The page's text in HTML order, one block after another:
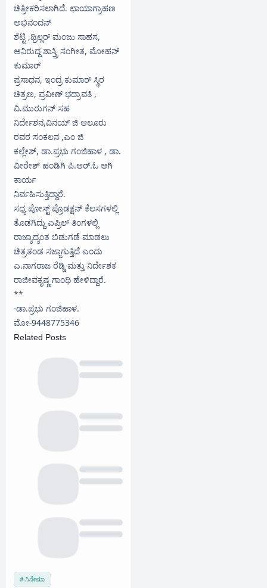
ಚಿತ್ರೀಕರಿಸಲಾಗಿದೆ. ಛಾಯಾಗ್ರಾಹಣ
ಅಭಿನಂದನ್
ಶೆಟ್ಟಿ ,ಥ್ರಿಲ್ಲರ್ ಮಂಜು ಸಾಹಸ,
ಅನಿರುದ್ದ ಶಾಸ್ತ್ರಿ ಸಂಗೀತ, ಮೋಹನ್
ಕುಮಾರ್
ಪ್ರಸಾಧನ, ಇಂದ್ರ ಕುಮಾರ್ ಸ್ಥಿರ
ಚಿತ್ರಣ, ಪ್ರವೀಣ್ ಭದ್ರಾವತಿ ,
ವಿ.ಮುರುಗನ್ ಸಹ
ನಿರ್ದೇಶನ,ವಿನಯ್ ಜಿ ಆಲೂರು
ರವರ ಸಂಕಲನ ,ಎಂ ಜಿ
ಕಲ್ಲೇಶ್, ಡಾ.ಪ್ರಭು ಗಂಜಿಹಾಳ , ಡಾ.
ವೀರೇಶ್ ಹಂಡಿಗಿ ಪಿ.ಆರ್.ಓ ಆಗಿ
ಕಾರ್ಯ
ನಿರ್ವಹಿಸುತ್ತಿದ್ದಾರೆ.
ಸಧ್ಯ ಪೋಸ್ಟ್ ಪ್ರೊಡಕ್ಷನ್ ಕೆಲಸಗಳಲ್ಲಿ
ತೊಡಗಿದ್ದು ಏಪ್ರಿಲ್ ತಿಂಗಳಲ್ಲಿ
ರಾಜ್ಯಾದ್ಯಂತ ಬಿಡುಗಡೆ ಮಾಡಲು
ಚಿತ್ರತಂಡ ಸಜ್ಜಾಗುತ್ತಿದೆ ಎಂದು
ಎ.ನಾಗರಾಜ ರೆಡ್ಡಿ ಮತ್ತು ನಿರ್ದೇಶಕ
ರಾಜೀವಕೃಷ್ಣ ಗಾಂಧಿ ಹೇಳಿದ್ದಾರೆ.
**
-ಡಾ.ಪ್ರಭು ಗಂಜಿಹಾಳ.
ಮೋ-9448775346
Related Posts
ಸಿನೇಮಾ